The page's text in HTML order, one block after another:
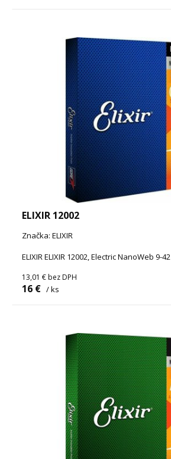
ELIXIR 12002
Značka: ELIXIR
ELIXIR ELIXIR 12002, Electric NanoWeb 9-42
13,01 € bez DPH
16 € / ks